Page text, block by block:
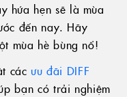
hứa hẹn sẽ là mùa
đến nay. Hãy
mùa hè bùng nổ!
các ưu đãi DIFF
bạn có trải nghiệm